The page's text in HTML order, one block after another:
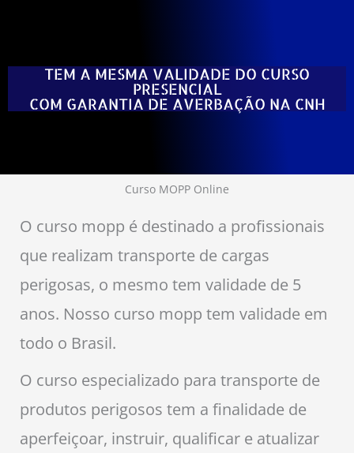
TEM A MESMA VALIDADE DO CURSO
PRESENCIAL
COM GARANTIA DE AVERBAÇÃO NA CNH
Curso MOPP Online
O curso mopp é destinado a profissionais
que realizam transporte de cargas
perigosas, o mesmo tem validade de 5
anos. Nosso curso mopp tem validade em
todo o Brasil.
O curso especializado para transporte de
produtos perigosos tem a finalidade de
aperfeiçoar, instruir, qualificar e atualizar